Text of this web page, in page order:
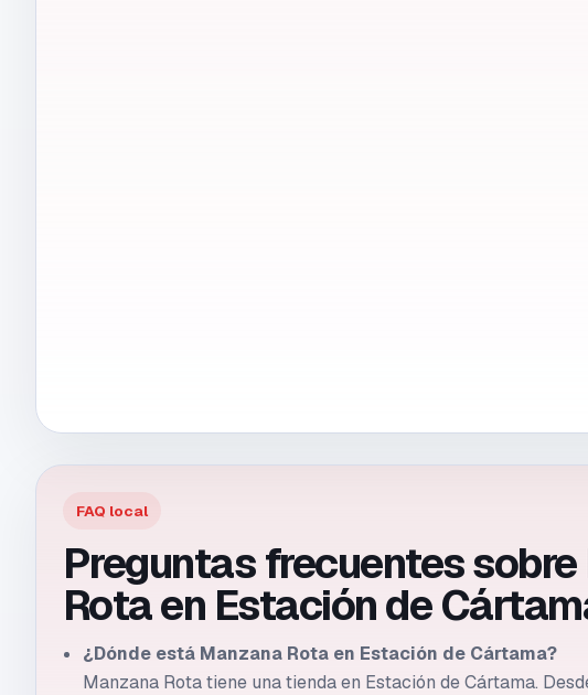
FAQ local
Preguntas frecuentes
Rota en Estación de
¿Dónde está Manzana Rota en Estación de Cártama?
Manzana Rota tiene una tienda en Estación de Cártama.